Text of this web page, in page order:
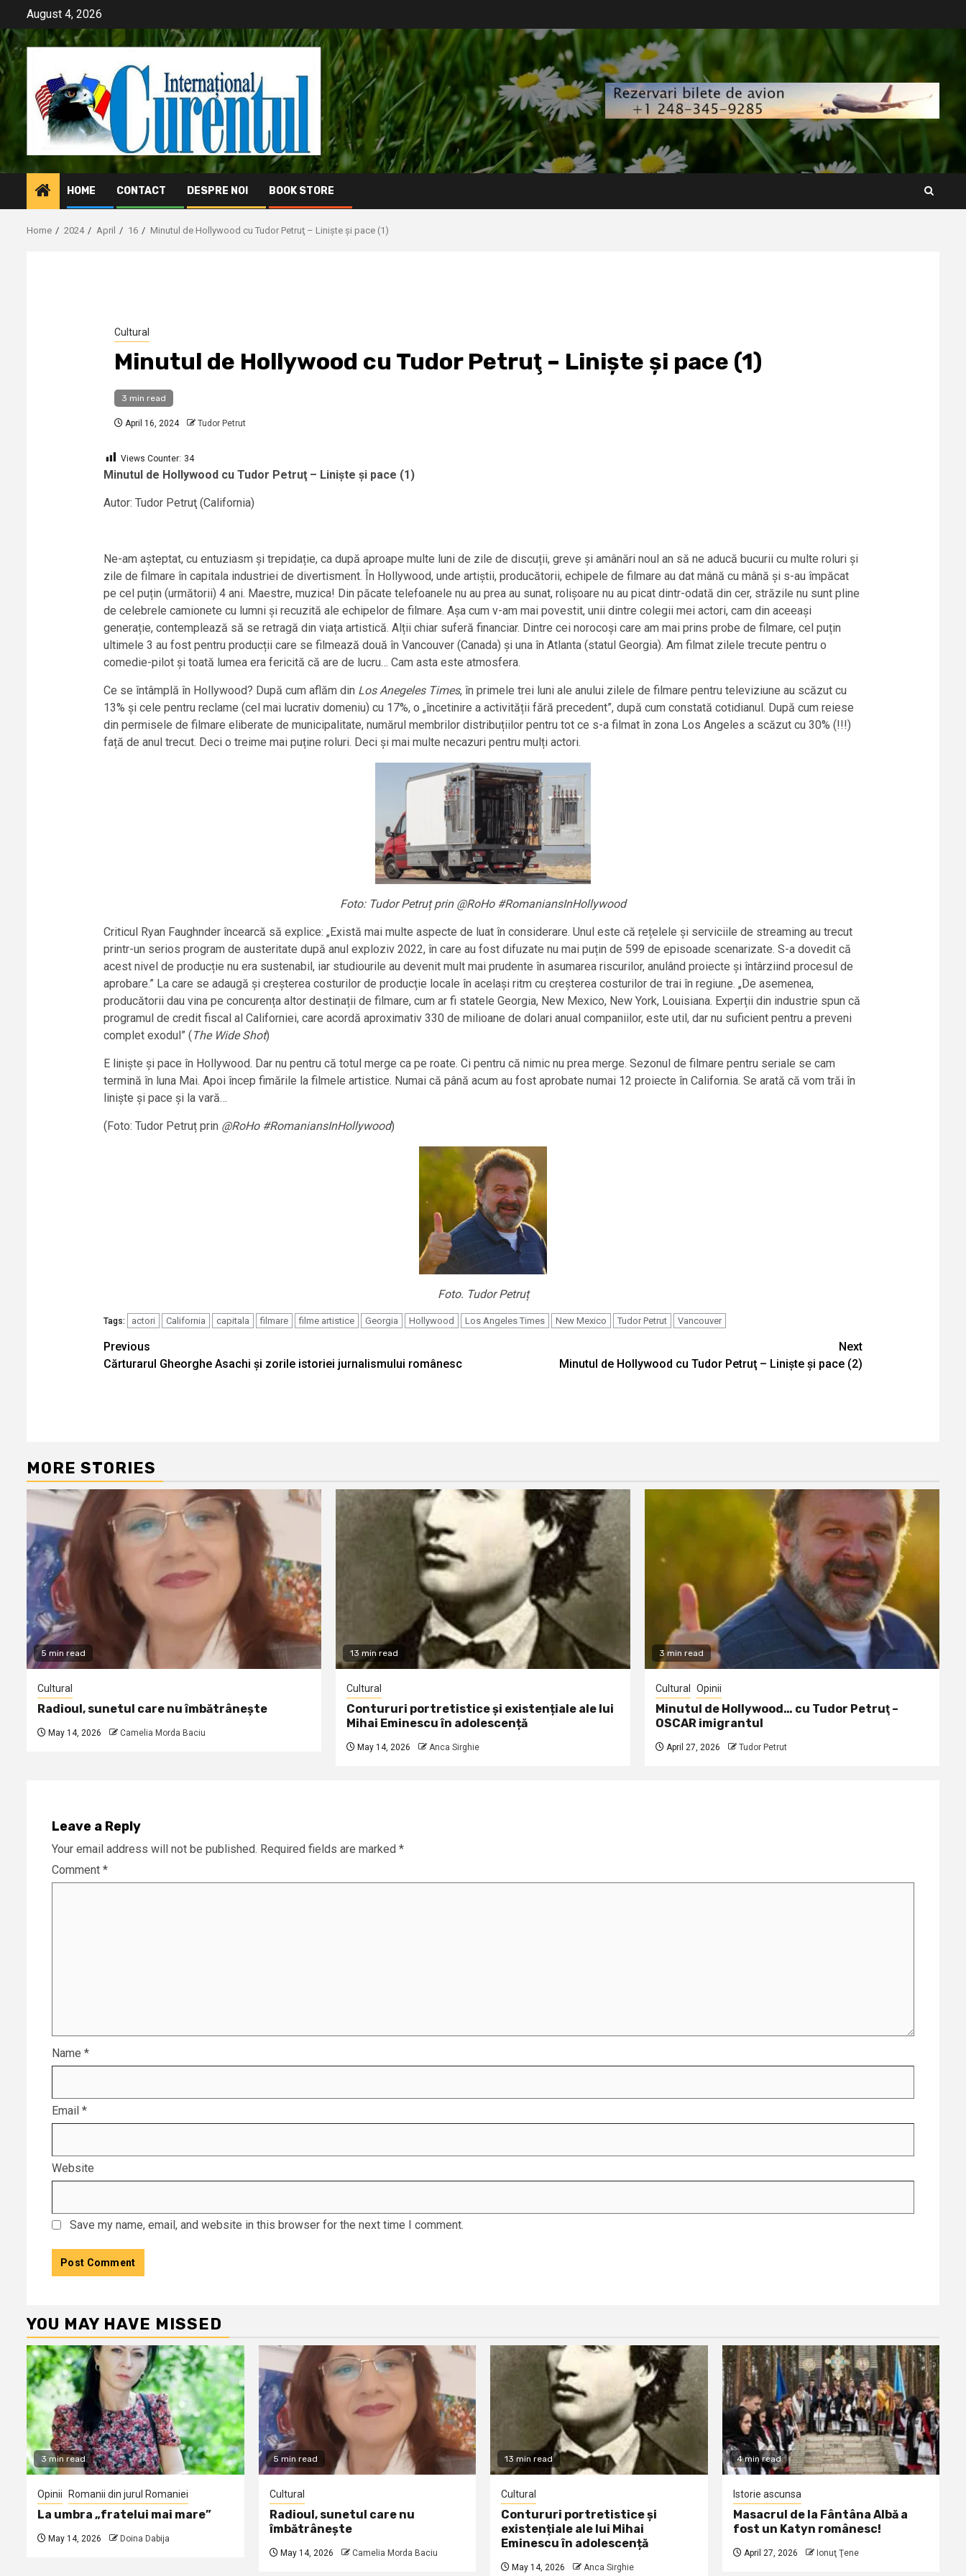
content
August 4, 2026
HOME CONTACT DESPRE NOI BOOK STORE
Home 2024 April 16 Minutul de Hollywood cu Tudor Petruţ – Liniște și pace (1)
Cultural
Minutul de Hollywood cu Tudor Petruţ – Liniște și pace (1)
3 min read
April 16, 2024 Tudor Petrut
Views Counter: 34
Minutul de Hollywood cu Tudor Petruţ – Liniște și pace (1)
Autor: Tudor Petruţ (California)
Ne-am așteptat, cu entuziasm și trepidație, ca după aproape multe luni de zile de discuții, greve și amânări noul an să ne aducă bucurii cu multe roluri și
zile de filmare în capitala industriei de divertisment. În Hollywood, unde artiștii, producătorii, echipele de filmare au dat mână cu mână și s-au împăcat
pe cel puțin (următorii) 4 ani. Maestre, muzica! Din păcate telefoanele nu au prea au sunat, rolișoare nu au picat dintr-odată din cer, străzile nu sunt pline
de celebrele camionete cu lumni și recuzită ale echipelor de filmare. Așa cum v-am mai povestit, unii dintre colegii mei actori, cam din aceeași
generație, contemplează să se retragă din viața artistică. Alții chiar suferă financiar. Dintre cei norocoși care am mai prins probe de filmare, cel puțin
ultimele 3 au fost pentru producții care se filmează două în Vancouver (Canada) și una în Atlanta (statul Georgia). Am filmat zilele trecute pentru o
comedie-pilot și toată lumea era fericită că are de lucru… Cam asta este atmosfera.
Ce se întâmplă în Hollywood? După cum aflăm din Los Anegeles Times, în primele trei luni ale anului zilele de filmare pentru televiziune au scăzut cu
13% și cele pentru reclame (cel mai lucrativ domeniu) cu 17%, o „încetinire a activității fără precedent”, după cum constată cotidianul. După cum reiese
din permisele de filmare eliberate de municipalitate, numărul membrilor distribuțiilor pentru tot ce s-a filmat în zona Los Angeles a scăzut cu 30% (!!!)
față de anul trecut. Deci o treime mai puține roluri. Deci și mai multe necazuri pentru mulți actori.
Foto: Tudor Petruț prin @RoHo #RomaniansInHollywood
Criticul Ryan Faughnder încearcă să explice: „Există mai multe aspecte de luat în considerare. Unul este că rețelele și serviciile de streaming au trecut
printr-un serios program de austeritate după anul exploziv 2022, în care au fost difuzate nu mai puțin de 599 de episoade scenarizate. S-a dovedit că
acest nivel de producție nu era sustenabil, iar studiourile au devenit mult mai prudente în asumarea riscurilor, anulând proiecte și întârziind procesul de
aprobare.” La care se adaugă și creșterea costurilor de producție locale în același ritm cu creșterea costurilor de trai în regiune. „De asemenea,
producătorii dau vina pe concurența altor destinații de filmare, cum ar fi statele Georgia, New Mexico, New York, Louisiana. Experții din industrie spun că
programul de credit fiscal al Californiei, care acordă aproximativ 330 de milioane de dolari anual companiilor, este util, dar nu suficient pentru a preveni
complet exodul” ( The Wide Shot)
E liniște și pace în Hollywood. Dar nu pentru că totul merge ca pe roate. Ci pentru că nimic nu prea merge. Sezonul de filmare pentru seriale se cam
termină în luna Mai. Apoi încep fimările la filmele artistice. Numai că până acum au fost aprobate numai 12 proiecte în California. Se arată că vom trăi în
liniște și pace și la vară…
(Foto: Tudor Petruț prin @RoHo #RomaniansInHollywood)
Foto. Tudor Petruț
Tags: actori California capitala filmare filme artistice Georgia Hollywood Los Angeles Times New Mexico Tudor Petrut Vancouver
Continue
Reading
Previous
Cărturarul Gheorghe Asachi și zorile istoriei jurnalismului românesc
Next
Minutul de Hollywood cu Tudor Petruţ – Liniște și pace (2)
MORE STORIES
5 min read
Cultural
Radioul, sunetul care nu îmbătrânește
May 14, 2026 Camelia Morda Baciu
13 min read
Cultural
Contururi portretistice și existențiale ale lui
Mihai Eminescu în adolescență
May 14, 2026 Anca Sirghie
3 min read
Cultural Opinii
Minutul de Hollywood… cu Tudor Petruţ –
OSCAR imigrantul
April 27, 2026 Tudor Petrut
Leave a Reply
Your email address will not be published. Required fields are marked *
Comment *
Name *
Email *
Website
Save my name, email, and website in this browser for the next time I comment.
YOU MAY HAVE MISSED
3 min read
Opinii Romanii din jurul Romaniei
La umbra „fratelui mai mare”
May 14, 2026 Doina Dabija
5 min read
Cultural
Radioul, sunetul care nu
îmbătrânește
May 14, 2026 Camelia Morda Baciu
13 min read
Cultural
Contururi portretistice și
existențiale ale lui Mihai
Eminescu în adolescență
May 14, 2026 Anca Sirghie
4 min read
Istorie ascunsa
Masacrul de la Fântâna Albă a
fost un Katyn românesc!
April 27, 2026 Ionuţ Ţene